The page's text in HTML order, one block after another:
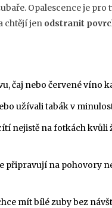
Opalescence je pro
chtějí jen odstranit
čaj nebo červené víno
užívali tabák v
nejistě na fotkách kvůli
připravují na pohovory
mít bílé zuby bez